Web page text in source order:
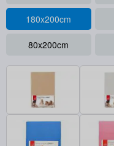
180x200cm
80x200cm